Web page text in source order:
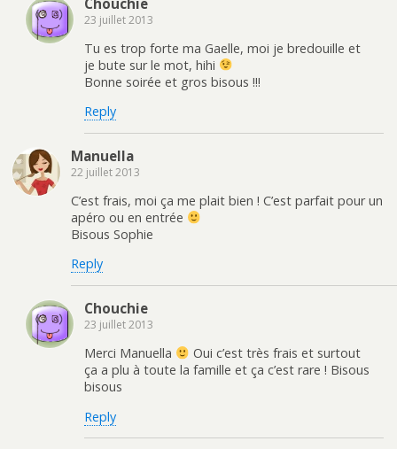
23 juillet 2013
Tu es trop forte ma Gaelle, moi je bredouille et
je bute sur le mot, hihi
Bonne soirée et gros bisous !!!
Reply
Manuella
22 juillet 2013
C’est frais, moi ça me plait bien ! C’est parfait pour un
apéro ou en entrée
Bisous Sophie
Reply
Chouchie
23 juillet 2013
Merci Manuella
Oui c’est très frais et surtout
ça a plu à toute la famille et ça c’est rare ! Bisous
bisous
Reply